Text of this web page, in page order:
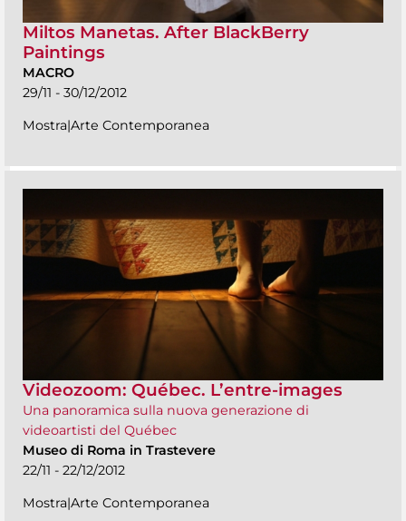
Miltos Manetas. After BlackBerry
Paintings
MACRO
29/11 - 30/12/2012
Mostra|Arte Contemporanea
Videozoom: Québec. L’entre-images
Una panoramica sulla nuova generazione di
videoartisti del Québec
Museo di Roma in Trastevere
22/11 - 22/12/2012
Mostra|Arte Contemporanea